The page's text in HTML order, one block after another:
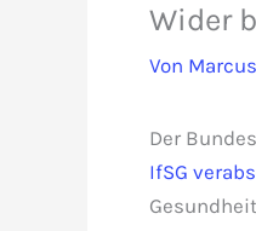
Wider
Von
Der
IfSG